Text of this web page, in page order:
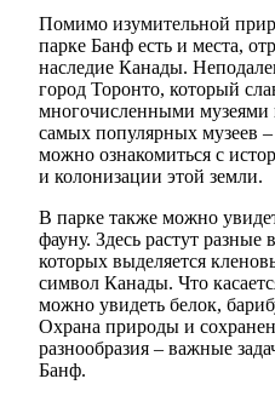
Помимо изумительной
парке Банф есть и места,
наследие Канады.
город Торонто, который
многочисленными музеями
самых популярных музеев
можно ознакомиться с
и колонизации этой земли.
В парке также можно
фауну. Здесь растут разные
которых выделяется
символ Канады. Что
можно увидеть белок,
Охрана природы и
разнообразия – важные
Банф.